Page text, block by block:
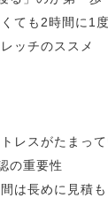
ても2時間に1
ッチのススメ
レスがたまって
の重要性
は長めに見積も